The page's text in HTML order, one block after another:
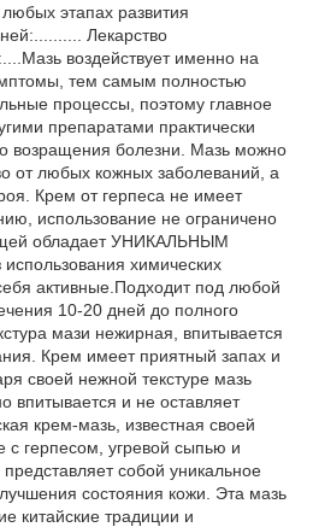
этапах развития
Лекарство
воздействует именно на
тем самым полностью
процессы, поэтому главное
препаратами практически
возращения болезни. Мазь можно
от любых кожных заболеваний, а
Крем от герпеса не имеет
использование не ограничено
обладает УНИКАЛЬНЫМ
химических
активные.Подходит под любой
10-20 дней до полного
мази нежирная, впитывается
Крем имеет приятный запах и
своей нежной текстуре мазь
впитывается и не оставляет
крем-мазь, известная своей
с герпесом, угревой сыпью и
собой уникальное
состояния кожи. Эта мазь
китайские традиции и